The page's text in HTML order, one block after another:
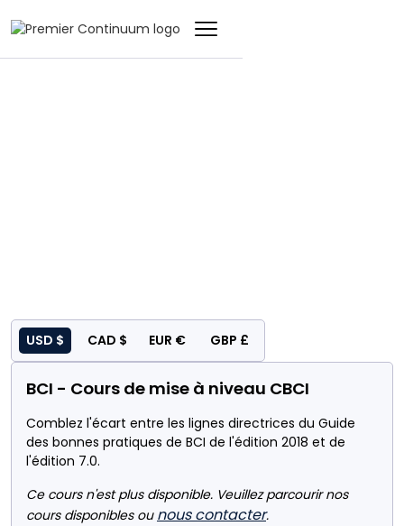
USD $ CAD $ EUR € GBP £
BCI - Cours de mise à niveau CBCI
Comblez l'écart entre les lignes directrices du Guide
des bonnes pratiques de BCI de l'édition 2018 et de
l'édition 7.0.
Ce cours n'est plus disponible. Veuillez parcourir nos
cours disponibles ou nous contacter.